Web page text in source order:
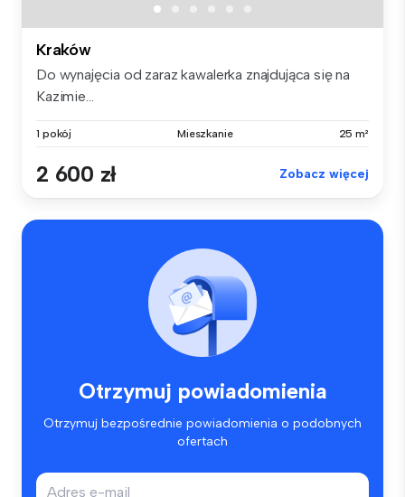
Kraków
Do wynajęcia od zaraz kawalerka znajdująca się na
Kazimie...
1 pokój Mieszkanie 25 m²
2 600 zł Zobacz więcej
Otrzymuj powiadomienia
Otrzymuj bezpośrednie powiadomienia o podobnych
ofertach